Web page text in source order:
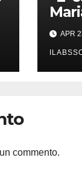
APR
commento.